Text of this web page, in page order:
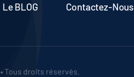
Le BLOG Contactez-Nous
• Tous droits réservés.